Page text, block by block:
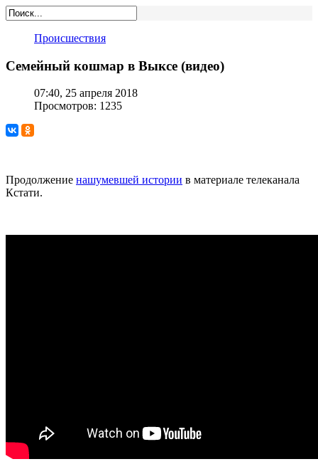
Происшествия
Семейный кошмар в Выксе (видео)
07:40, 25 апреля 2018
Просмотров: 1235
Продолжение нашумевшей истории в материале телеканала
Кстати.